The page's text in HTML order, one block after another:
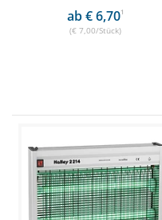
ab € 6,701
(€ 7,00/Stück)